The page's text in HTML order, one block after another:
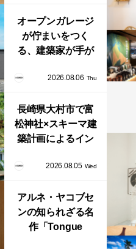
ルな部屋づくり。
オープンガレージ
が佇まいをつく
る、建築家が手が
まい「ふわりと浮
い」
2026.08.06 Thu
長崎県大村市で富
松神社×スキーマ建
築計画によるイン
「循環する竹風
2026.08.05 Wed
アルネ・ヤコブセ
ンの知られざる名
作「Tongue